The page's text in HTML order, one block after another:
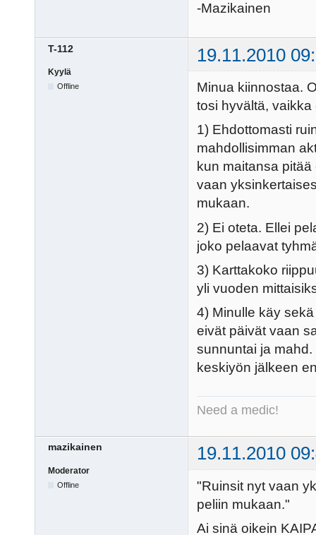
-Mazikainen
T-112 19.11.2010
Kyylä
Offline
Minua kiinnostaa.
tosi hyvältä,
1) Ehdottomasti
mahdollisimman
kun maitansa
vaan
mukaan.
2) Ei oteta. Ellei
joko pelaavat
3) Karttakoko
yli vuoden
4) Minulle käy
eivät päivät vaan
sunnuntai ja
keskiyön jälkeen
Need a medic!
mazikainen 19.11.2010
Moderator
Offline
"Ruinsit nyt vaan
peliin mukaan."
Ai sinä oikein